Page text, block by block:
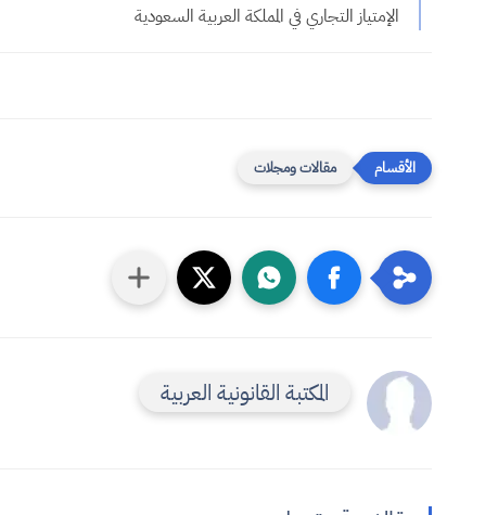
الإمتياز التجاري في المملكة العربية السعودية
مقالات ومجلات
المكتبة القانونية العربية